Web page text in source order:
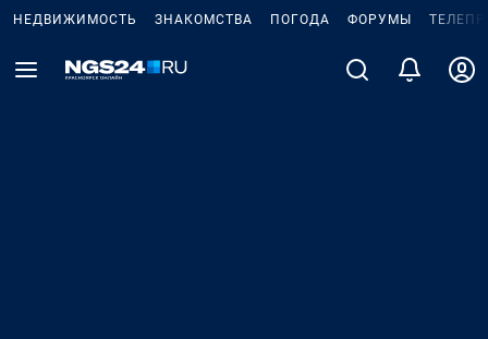
НЕДВИЖИМОСТЬ ЗНАКОМСТВА ПОГОДА ФОРУМЫ